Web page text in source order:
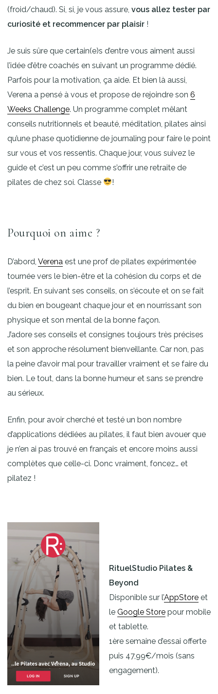
(froid/chaud). Si, si, je vous assure, vous allez tester par
curiosité et recommencer par plaisir !
Je suis sûre que certain(e)s d’entre vous aiment aussi
l’idée d’être coachés en suivant un programme dédié.
Parfois pour la motivation, ça aide. Et bien là aussi,
Verena a pensé à vous et propose de rejoindre son 6
Weeks Challenge. Un programme complet mêlant
conseils nutritionnels et beauté, méditation, pilates ainsi
qu’une phase quotidienne de journaling pour faire le point
sur vous et vos ressentis. Chaque jour, vous suivez le
guide et c’est un peu comme s’offrir une retraite de
pilates de chez soi. Classe
!
Pourquoi on aime ?
D’abord, Verena est une prof de pilates expérimentée
tournée vers le bien-être et la cohésion du corps et de
l’esprit. En suivant ses conseils, on s’écoute et on se fait
du bien en bougeant chaque jour et en nourrissant son
physique et son mental de la bonne façon.
J’adore ses conseils et consignes toujours très précises
et son approche résolument bienveillante. Car non, pas
la peine d’avoir mal pour travailler vraiment et se faire du
bien. Le tout, dans la bonne humeur et sans se prendre
au sérieux.
Enfin, pour avoir cherché et testé un bon nombre
d’applications dédiées au pilates, il faut bien avouer que
je n’en ai pas trouvé en français et encore moins aussi
complètes que celle-ci. Donc vraiment, foncez… et
pilatez !
RituelStudio Pilates &
Beyond
Disponible sur l’AppStore et
le Google Store pour mobile
et tablette.
1ère semaine d’essai offerte
puis 47,99€/mois (sans
engagement).